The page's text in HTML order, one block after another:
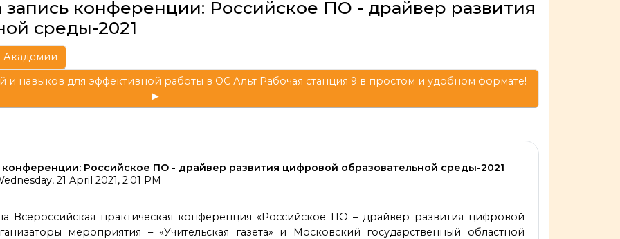
конференции: Российское ПО - драйвер развития
среды-2021
Академии
навыков для эффективной работы в ОС Альт Рабочая станция 9 в простом и удобном формате!
▶︎
Российское ПО - драйвер развития цифровой образовательной среды-2021
21 April 2021, 2:01 PM
Всероссийская практическая конференция «Российское ПО – драйвер развития цифровой
мероприятия – «Учительская газета» и Московский государственный областной